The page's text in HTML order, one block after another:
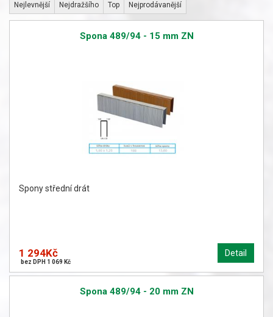
Nejlevnější Nejdražšího Top Nejprodávanější
Spona 489/94 - 15 mm ZN
Spony střední drát
Detail
1 294Kč
bez DPH 1 069 Kč
Spona 489/94 - 20 mm ZN